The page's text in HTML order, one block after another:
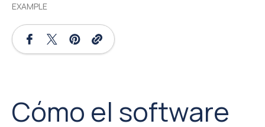
EXAMPLE
Cómo el software